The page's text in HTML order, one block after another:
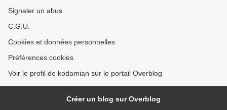
Signaler un abus
C.G.U.
Cookies et données personnelles
Préférences cookies
Voir le profil de kodamian sur le portail Overblog
Créer un blog sur Overblog